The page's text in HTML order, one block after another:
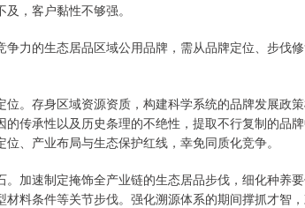
，客户黏性不够强。
争力的生态居品区域公用品牌，需从品牌定位、步伐
。存身区域资源资质，构建科学系统的品牌发展政
传承性以及历史条理的不绝性，提取不行复制的品
、产业布局与生态保护红线，幸免同质化竞争。
。加速制定掩饰全产业链的生态居品步伐，细化种养
料条件等关节步伐。强化溯源体系的期间撑抓才智，